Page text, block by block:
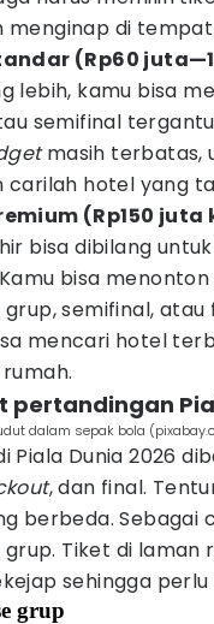
menginap di
(Rp60
lebih, kamu bisa
semifinal
masih terbatas,
carilah hotel yang
(Rp150 juta
bisa dibilang
bisa
semifinal,
mencari hotel
pertandingan
dalam sepak bola
Piala Dunia 2026
, dan final.
berbeda. Sebagai
Tiket di laman
sehingga perlu
grup